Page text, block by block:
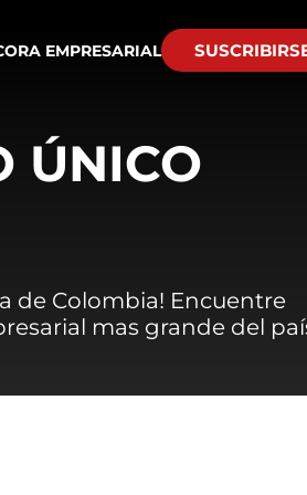
EMPRESARIAL
ÚNICO
de Colombia! Encuentre
mas grande del